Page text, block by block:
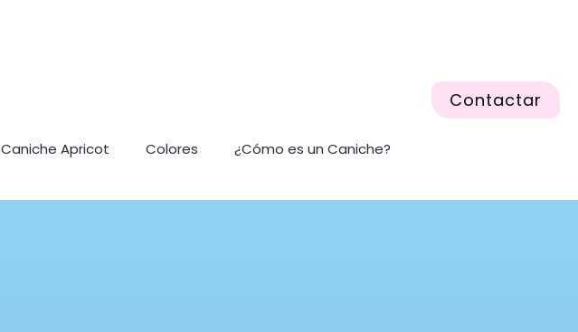
Caniche Apricot Colores ¿Cómo es un Caniche?
Contactar